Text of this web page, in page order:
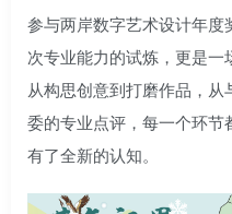
参与两岸数字艺术设计年
次专业能力的试炼，更是一
从构思创意到打磨作品，
委的专业点评，每一个环
有了全新的认知。